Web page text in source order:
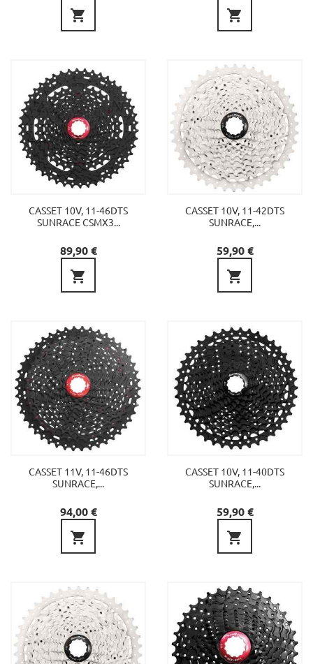
 
CASSET 10V, 11-46DTS
SUNRACE CSMX3...
Precio
89,90 €

CASSET 10V, 11-42DTS
SUNRACE,...
Precio
59,90 €

CASSET 11V, 11-46DTS
SUNRACE,...
Precio
94,00 €

CASSET 10V, 11-40DTS
SUNRACE,...
Precio
59,90 €
